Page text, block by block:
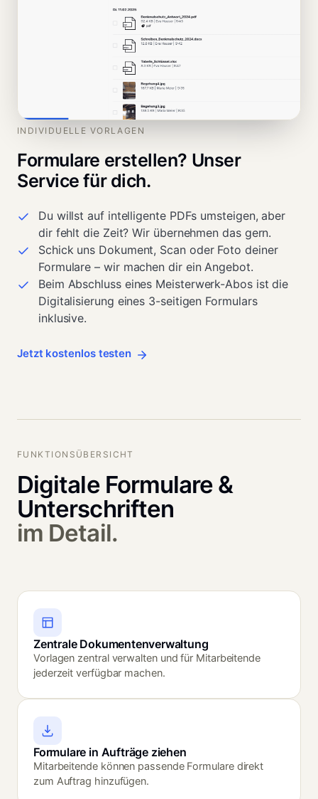
INDIVIDUELLE VORLAGEN
Formulare erstellen? Unser
Service für dich.
Du willst auf intelligente PDFs umsteigen, aber
dir fehlt die Zeit? Wir übernehmen das gern.
Schick uns Dokument, Scan oder Foto deiner
Formulare – wir machen dir ein Angebot.
Beim Abschluss eines Meisterwerk-Abos ist die
Digitalisierung eines 3-seitigen Formulars
inklusive.
Jetzt kostenlos testen
FUNKTIONSÜBERSICHT
Digitale Formulare &
Unterschriften
im Detail.
Zentrale Dokumentenverwaltung
Vorlagen zentral verwalten und für Mitarbeitende
jederzeit verfügbar machen.
Formulare in Aufträge ziehen
Mitarbeitende können passende Formulare direkt
zum Auftrag hinzufügen.